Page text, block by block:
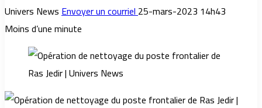
Univers NewsEnvoyer un courriel25-mars-2023 14h43
Moins d’une minute